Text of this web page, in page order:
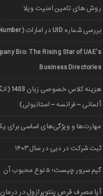
روش های تامین امنیت ویلا
بررسی شماره UID در امارات (UAE Unified Number)
Bio: The Rising Star of UAE’s
Business Directories
هزینه
آلمانی – فرانسه – استانبولی)
مهارت‌ها و ویژگی‌های اساسی برای
ثبت شرکت در دبی در سال ۱۴۰۳
گیم سرور چیست؛ ۵ نوع محبوب آن
آیا مصرف قرص پنتوپرازول در